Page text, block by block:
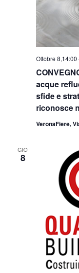
acque
sfide e
riconosce
Ottobre 8,14:00
VeronaFiere,
GIO
8